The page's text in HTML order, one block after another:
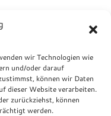
wir Technologien wie
und/oder darauf
können wir Daten
dieser Website verarbeiten.
zurückziehst, können
werden.